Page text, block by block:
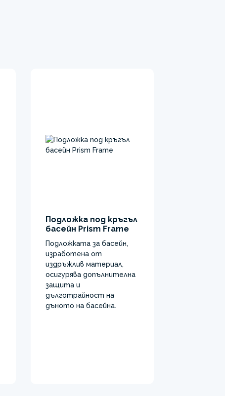
Подложка под кръгъл
басейн Prism Frame
Подложката за басейн,
изработена от
издръжлив материал,
осигурява допълнителна
защита и
дълготрайност на
дъното на басейна.